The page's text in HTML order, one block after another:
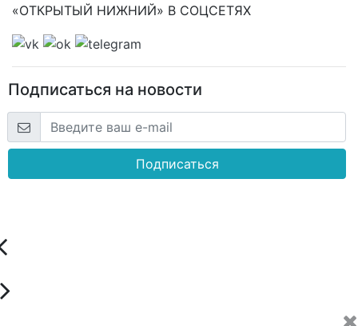
«ОТКРЫТЫЙ НИЖНИЙ» В СОЦСЕТЯХ
Подписаться на новости
Подписаться